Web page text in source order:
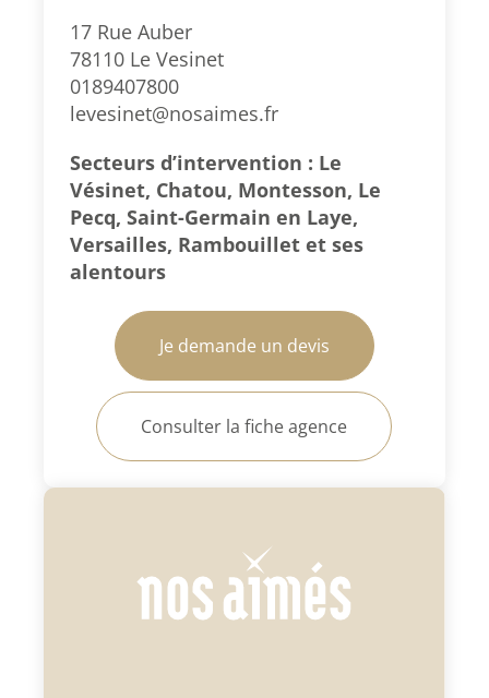
17 Rue Auber
78110 Le Vesinet
0189407800
levesinet@nosaimes.fr
Secteurs d’intervention : Le
Vésinet, Chatou, Montesson, Le
Pecq, Saint-Germain en Laye,
Versailles, Rambouillet et ses
alentours
Je demande un devis
Consulter la fiche agence